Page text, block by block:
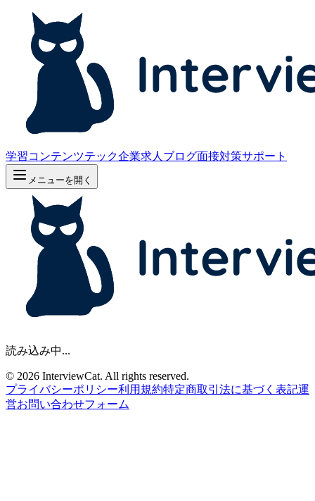
学習コンテンツテック企業求人 ブログ面接対策サポート
メニューを開く
読み込み中...
© 2026 InterviewCat. All rights reserved.
プライバシーポリシー利用規約特定商取引法に基づく表記運
営お問い合わせフォーム